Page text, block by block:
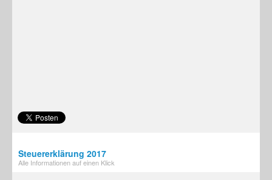
Steuererklärung 2017
Alle Informationen auf einen Klick